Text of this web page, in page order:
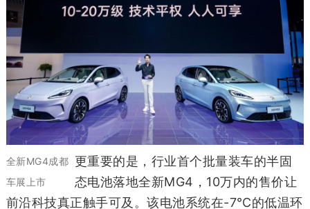
全新MG4成都
车展上市
更重要的是，行业首个批量装车的半固
态电池落地全新MG4，10万内的售价让
前沿科技真正触手可及。该电池系统在-7℃的低温环